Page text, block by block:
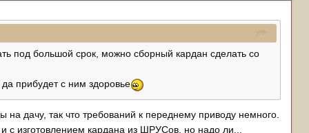
под большой срок, можно сборный кардан сделать со
прибудет с ним здоровье
дачу, так что требований к переднему приводу немного.
изготовлением кардана из ШРУСов, но надо ли...